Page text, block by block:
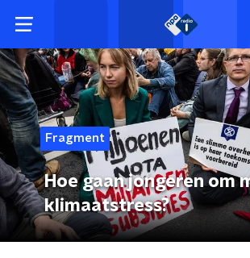
Fragment
Hoe gaan jongeren om
klimaatstress?